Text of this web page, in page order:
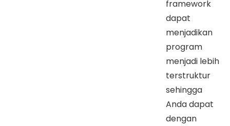
framework
dapat
menjadikan
program
menjadi lebih
terstruktur
sehingga
Anda dapat
dengan